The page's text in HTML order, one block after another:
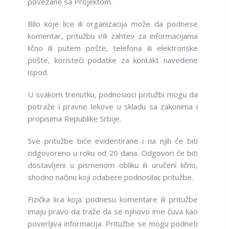
Bilo koje lice ili organizacija može da podnese
komentar, pritužbu i/ili zahtev za informacijama
lično ili putem pošte, telefona ili elektronske
pošte, koristeći podatke za kontakt navedene
ispod.
U svakom trenutku, podnosioci pritužbi mogu da
potraže i pravne lekove u skladu sa zakonima i
propisima Republike Srbije.
Sve pritužbe biće evidentirane i na njih će biti
odgovoreno u roku od 20 dana. Odgovori će biti
dostavljeni u pismenom obliku ili uručeni lično,
shodno načinu koji odabere podnosilac pritužbe.
Fizička lica koja podnesu komentare ili pritužbe
imaju pravo da traže da se njihovo ime čuva kao
poverljiva informacija. Pritužbe se mogu podneti